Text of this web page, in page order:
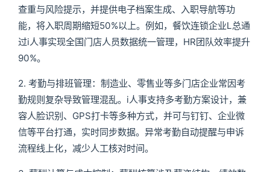
查重与风险提示，并提供电子档案生成、入职导航等功
能，将入职周期缩短50%以上。例如，餐饮连锁企业L总通
过i人事实现全国门店人员数据统一管理，HR团队效率提升
90%。
2. 考勤与排班管理：制造业、零售业等多门店企业常因考
勤规则复杂导致管理混乱。i人事支持多考勤方案设计，兼
容人脸识别、GPS打卡等多种方式，并可与钉钉、企业微
信等平台打通，实时同步数据。异常考勤自动提醒与申诉
流程线上化，减少人工核对时间。